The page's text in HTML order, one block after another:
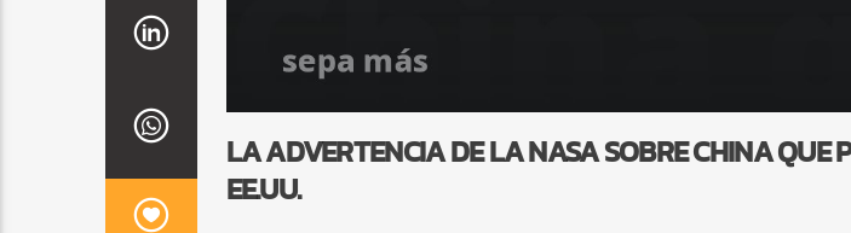
LA ADVERTENCIA DE LA NASA SOBRE CHINA QUE
EE.UU.